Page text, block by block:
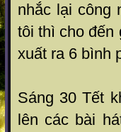
nhắc lại công
tôi thì cho đến
xuất ra 6 bình
Sáng 30 Tết
lên các bài